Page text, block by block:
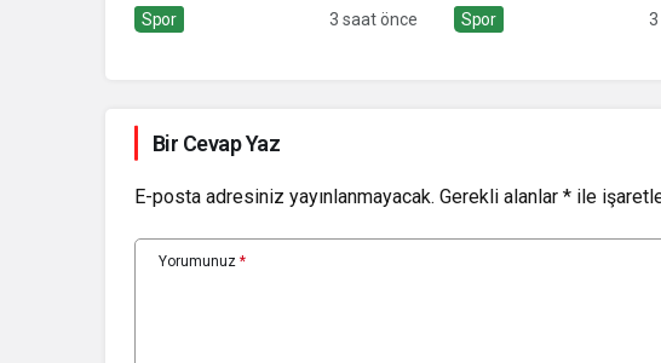
Heyecanı Başladı
Spor 3 saat önce Spor
Bir Cevap Yaz
E-posta adresiniz yayınlanmayacak. Gerekli alanlar * ile
Yorumunuz *